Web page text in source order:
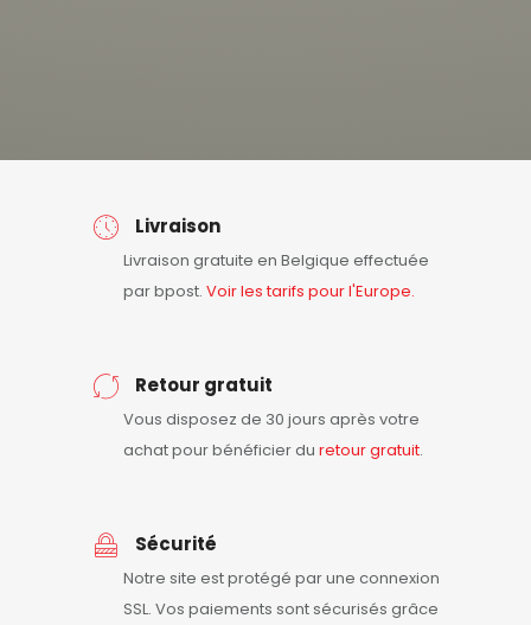
Livraison
Livraison gratuite en Belgique effectuée
par bpost. Voir les tarifs pour l'Europe.
Retour gratuit
Vous disposez de 30 jours après votre
achat pour bénéficier du retourgratuit.
Sécurité
Notre site est protégé par une connexion
SSL. Vos paiements sont sécurisés grâce